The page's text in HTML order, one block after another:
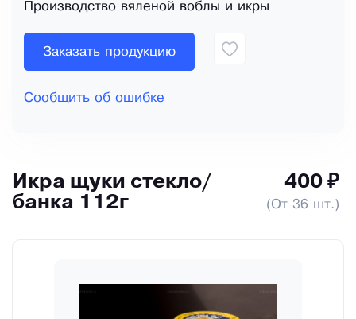
Производство вяленой воблы и икры
Заказать продукцию
Сообщить об ошибке
Икра щуки стекло/
банка 112г
400 ₽
(От 36 шт.)